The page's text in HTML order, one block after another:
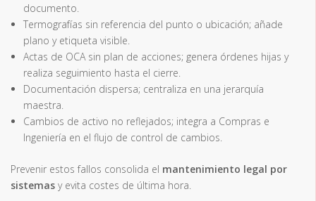
documento.
Termografías sin referencia del punto o ubicación; añade
plano y etiqueta visible.
Actas de OCA sin plan de acciones; genera órdenes hijas y
realiza seguimiento hasta el cierre.
Documentación dispersa; centraliza en una jerarquía
maestra.
Cambios de activo no reflejados; integra a Compras e
Ingeniería en el flujo de control de cambios.
Prevenir estos fallos consolida el mantenimiento legal por
sistemas y evita costes de última hora.